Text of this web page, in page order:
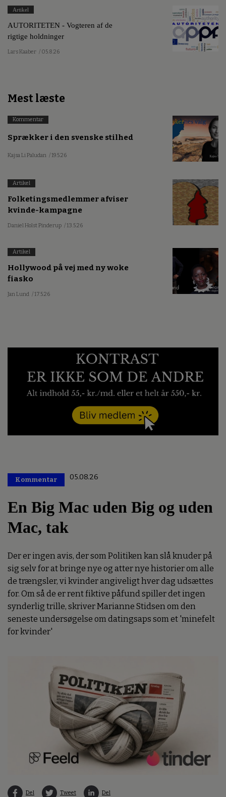
Artikel
AUTORITETEN - Vogteren af de
rigtige holdninger
Lars Kaaber / 05.8.26
Mest læste
Kommentar
Sprækker i den svenske stilhed
Kajsa Li Paludan / 19.5.26
Artikel
Folketingsmedlemmer afviser
kvinde-kampagne
Daniel Holst Pinderup / 13.5.26
Artikel
Hollywood på vej med ny woke
fiasko
Jan Lund / 17.5.26
Kommentar 05.08.26
En Big Mac uden Big og uden
Mac, tak
Der er ingen avis, der som Politiken kan slå knuder på
sig selv for at bringe nye og atter nye historier om alle
de trængsler, vi kvinder angiveligt hver dag udsættes
for. Om så de er rent fiktive påfund spiller det ingen
synderlig trille, skriver Marianne Stidsen om den
seneste undersøgelse om datingsaps som et 'minefelt
for kvinder'
Del Tweet Del